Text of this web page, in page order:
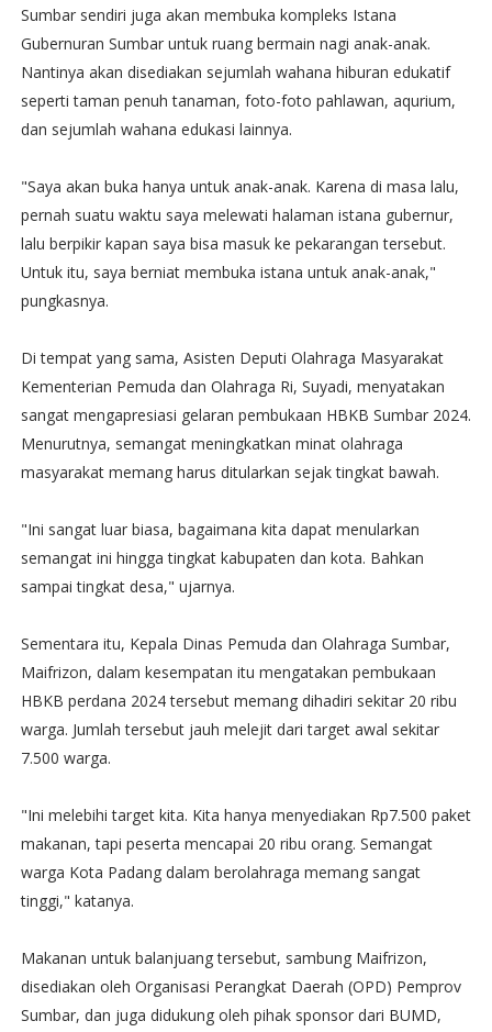
Sumbar sendiri juga akan membuka kompleks Istana
Gubernuran Sumbar untuk ruang bermain nagi anak-anak.
Nantinya akan disediakan sejumlah wahana hiburan edukatif
seperti taman penuh tanaman, foto-foto pahlawan, aqurium,
dan sejumlah wahana edukasi lainnya.
"Saya akan buka hanya untuk anak-anak. Karena di masa lalu,
pernah suatu waktu saya melewati halaman istana gubernur,
lalu berpikir kapan saya bisa masuk ke pekarangan tersebut.
Untuk itu, saya berniat membuka istana untuk anak-anak,"
pungkasnya.
Di tempat yang sama, Asisten Deputi Olahraga Masyarakat
Kementerian Pemuda dan Olahraga Ri, Suyadi, menyatakan
sangat mengapresiasi gelaran pembukaan HBKB Sumbar 2024.
Menurutnya, semangat meningkatkan minat olahraga
masyarakat memang harus ditularkan sejak tingkat bawah.
"Ini sangat luar biasa, bagaimana kita dapat menularkan
semangat ini hingga tingkat kabupaten dan kota. Bahkan
sampai tingkat desa," ujarnya.
Sementara itu, Kepala Dinas Pemuda dan Olahraga Sumbar,
Maifrizon, dalam kesempatan itu mengatakan pembukaan
HBKB perdana 2024 tersebut memang dihadiri sekitar 20 ribu
warga. Jumlah tersebut jauh melejit dari target awal sekitar
7.500 warga.
"Ini melebihi target kita. Kita hanya menyediakan Rp7.500 paket
makanan, tapi peserta mencapai 20 ribu orang. Semangat
warga Kota Padang dalam berolahraga memang sangat
tinggi," katanya.
Makanan untuk balanjuang tersebut, sambung Maifrizon,
disediakan oleh Organisasi Perangkat Daerah (OPD) Pemprov
Sumbar, dan juga didukung oleh pihak sponsor dari BUMD,